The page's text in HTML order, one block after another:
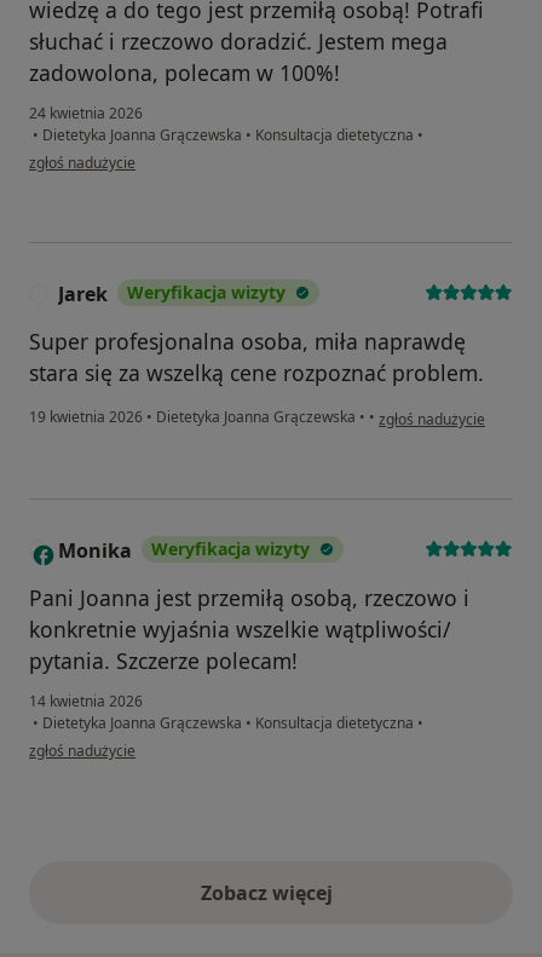
wiedzę a do tego jest przemiłą osobą! Potrafi
słuchać i rzeczowo doradzić. Jestem mega
zadowolona, polecam w 100%!
24 kwietnia 2026
• Dietetyka Joanna Grączewska • Konsultacja dietetyczna •
w opinii użytkownika Kasia
zgłoś nadużycie
Jarek Weryfikacja wizyty
Super profesjonalna osoba, miła naprawdę
stara się za wszelką cene rozpoznać problem.
19 kwietnia 2026 • Dietetyka Joanna Grączewska • • w opinii użytkownika
zgłoś nadużycie
M Monika Weryfikacja wizyty
Pani Joanna jest przemiłą osobą, rzeczowo i
konkretnie wyjaśnia wszelkie wątpliwości/
pytania. Szczerze polecam!
14 kwietnia 2026
• Dietetyka Joanna Grączewska • Konsultacja dietetyczna •
w opinii użytkownika Monika
zgłoś nadużycie
Zobacz więcejopinie powyżej